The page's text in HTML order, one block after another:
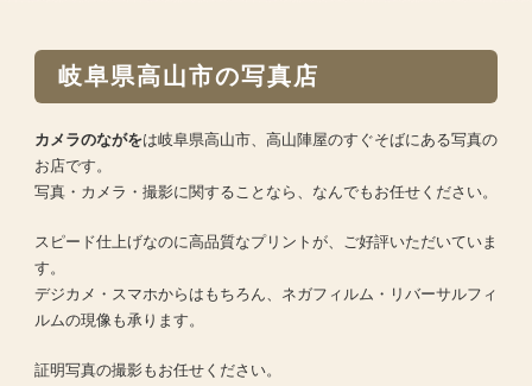
岐阜県高山市の写真店
カメラのながをは岐阜県高山市、 高山陣屋のすぐそばにある写真の
お店です。
写真・カメラ・撮影に関することなら、なんでもお任せください。
スピード仕上げなのに高品質なプリントが、ご好評いただいていま
す。
デジカメ・スマホからはもちろん、ネガフィルム・リバーサルフィ
ルムの現像も承ります。
証明写真の撮影もお任せください。